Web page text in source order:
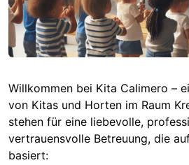
Willkommen bei Kita Calimero –
von Kitas und Horten im Raum
stehen für eine liebevolle,
vertrauensvolle Betreuung, die
basiert: